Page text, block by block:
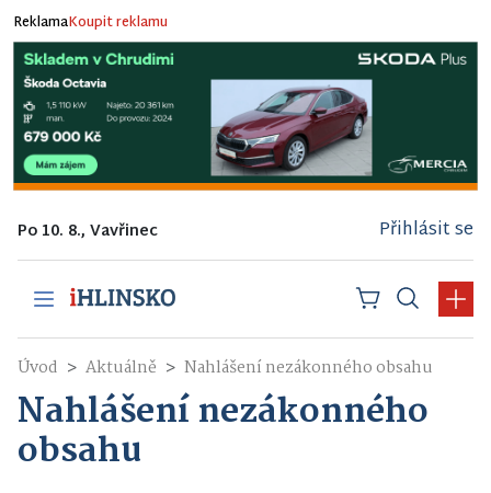
ReklamaKoupit reklamu
Po 10. 8., Vavřinec Přihlásit se
Úvod Aktuálně Nahlášení nezákonného obsahu
Nahlášení nezákonného
obsahu